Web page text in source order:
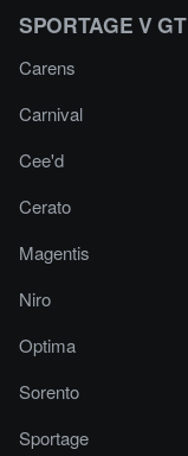
SPORTAGE V GT
Carens
Carnival
Cee'd
Cerato
Magentis
Niro
Optima
Sorento
Sportage